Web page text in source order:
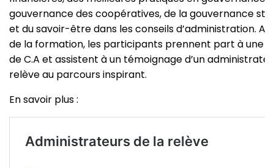
gouvernance des coopératives, de la gouvernance
et du savoir-être dans les conseils d’administration.
de la formation, les participants prennent part à une
de C.A et assistent à un témoignage d’un
relève au parcours inspirant.
En savoir plus :